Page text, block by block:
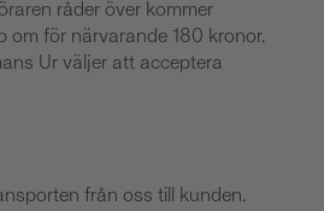
råder över kommer
om för närvarande 180 kronor.
Ur väljer att acceptera
från oss till kunden.